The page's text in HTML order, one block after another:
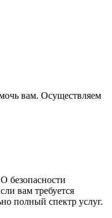
вам. Осуществляем
безопасности
вам требуется
полный спектр услуг.